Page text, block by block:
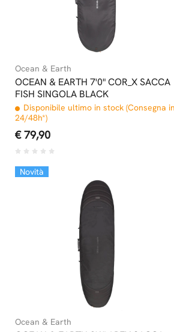
Ocean & Earth
OCEAN & EARTH 7'0" COR_X SACCA
FISH SINGOLA BLACK
Disponibile ultimo in stock (Consegna in
24/48h*)
€ 79,90
Novità
Ocean & Earth